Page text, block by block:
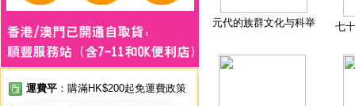
運費平 ：購滿HK$200起免運費政策
元代的族群文化与科举 七